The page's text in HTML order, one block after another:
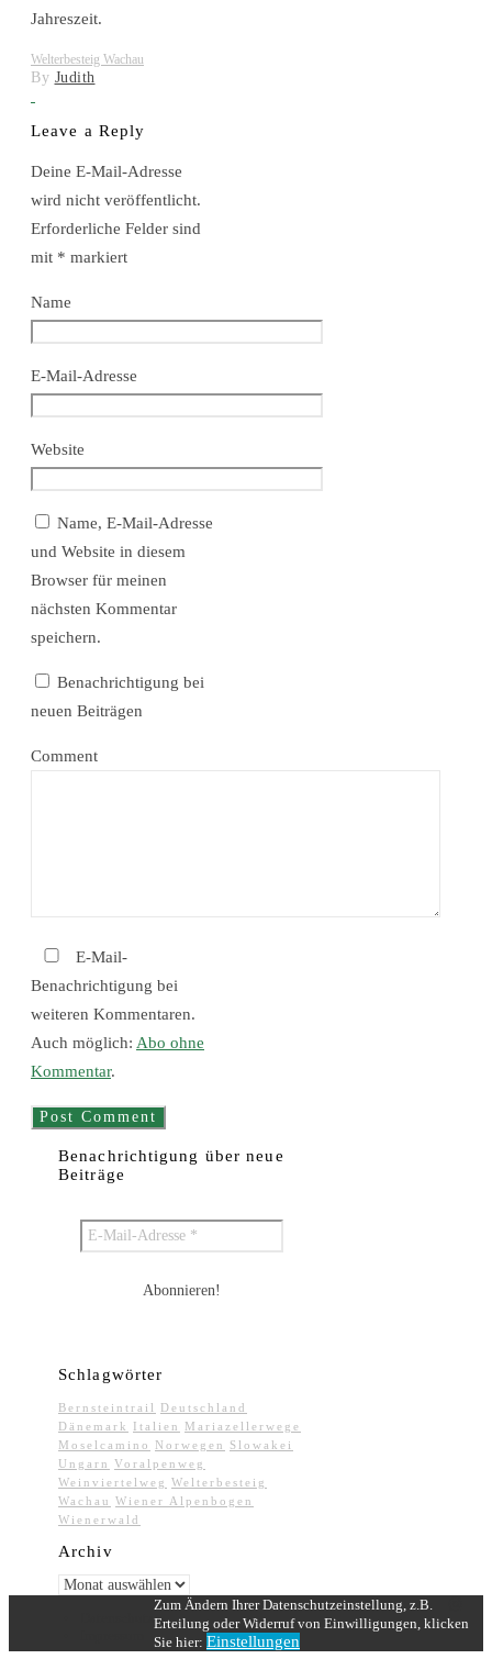
Jahreszeit.
Welterbesteig Wachau
By Judith
Leave a Reply
Deine E-Mail-Adresse
wird nicht veröffentlicht.
Erforderliche Felder sind
mit * markiert
Name
E-Mail-Adresse
Website
Name, E-Mail-Adresse
und Website in diesem
Browser für meinen
nächsten Kommentar
speichern.
Benachrichtigung bei
neuen Beiträgen
Comment
E-Mail-
Benachrichtigung bei
weiteren Kommentaren.
Auch möglich: Abo ohne
Kommentar.
Benachrichtigung über neue
Beiträge
Schlagwörter
Bernsteintrail
Deutschland
Dänemark
Italien
Mariazellerwege
Moselcamino
Norwegen
Slowakei
Ungarn Voralpenweg
Weinviertelweg Welterbesteig
Wachau Wiener Alpenbogen
Wienerwald
Archiv
Archiv
Zum Ändern Ihrer Datenschutzeinstellung, z.B.
Erteilung oder Widerruf von Einwilligungen, klicken
Sie hier: Einstellungen